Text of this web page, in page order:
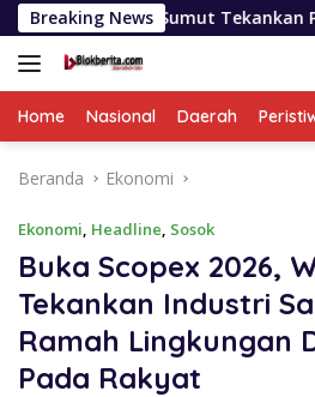
Langsung
ke
konten
Breaking News
Tekankan Pelayanan
Home Nasional Daerah
Beranda Ekonomi
Ekonomi, Headline, Sosok
Buka Scopex 2026,
Tekankan Industri
Ramah Lingkungan
Pada Rakyat